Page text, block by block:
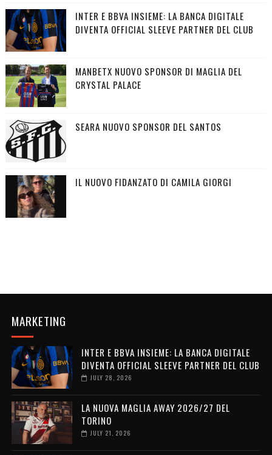
INTER E BBVA INSIEME: LA BANCA DIGITALE
DIVENTA OFFICIAL SLEEVE PARTNER DEL CLUB
MANBETX NUOVO SPONSOR DI MAGLIA DEL
CRYSTAL PALACE
SEARA NUOVO SPONSOR DEL SANTOS
IL NUOVO FIDANZATO DI CAMILA GIORGI
MARKETING
INTER E BBVA INSIEME: LA BANCA DIGITALE
DIVENTA OFFICIAL SLEEVE PARTNER DEL CLUB
JULY 28, 2026
LA NUOVA MAGLIA AWAY 2026/27 DEL
TORINO
JULY 21, 2026